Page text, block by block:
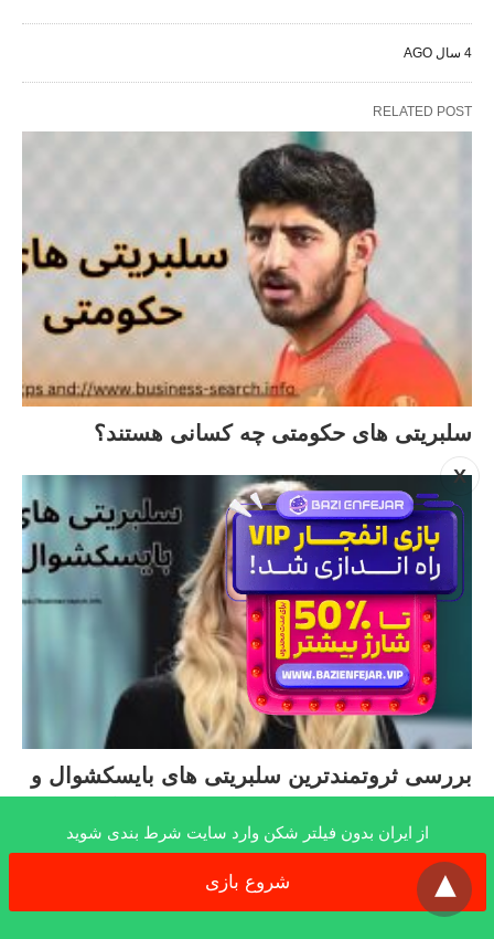
X
4 سال AGO
RELATED POST
سلبریتی های حکومتی چه کسانی هستند؟
بررسی ثروتمندترین سلبریتی های بایسکشوال و
از ایران بدون فیلتر شکن وارد سایت شرط بندی شوید
شروع بازی